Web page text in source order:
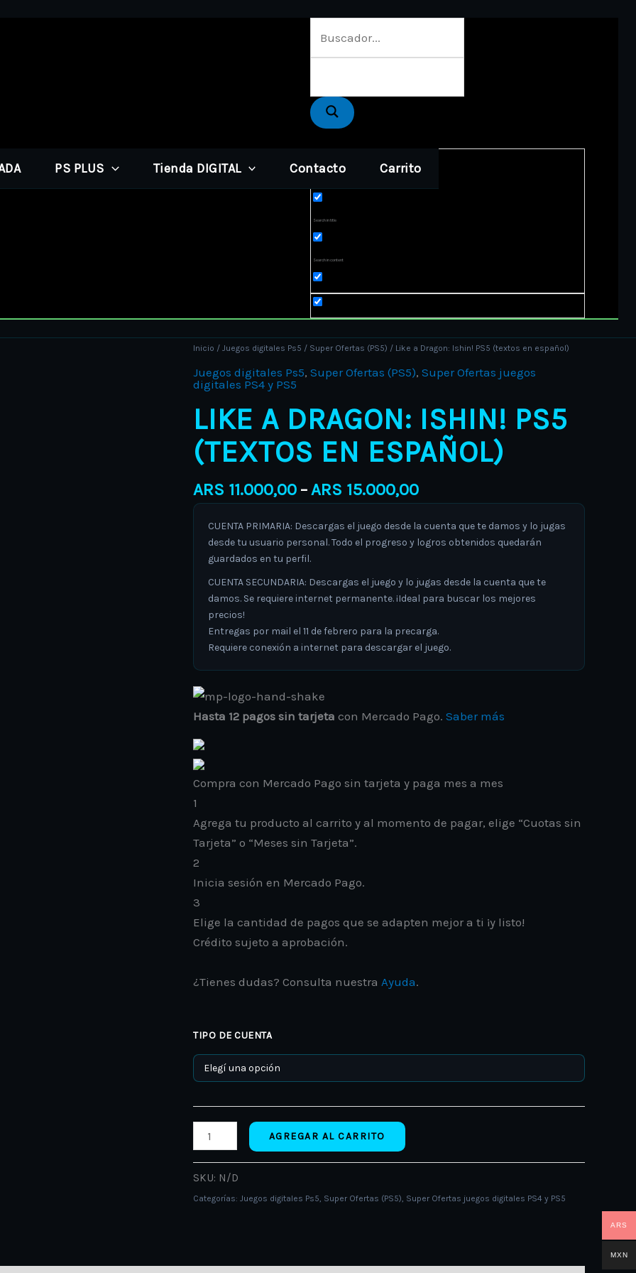
PS PLUS Tienda DIGITAL Contacto Carrito
Search in title
Search in content
Inicio / Juegos digitales Ps5 / Super Ofertas (PS5) / Like a Dragon: Ishin! PS5 (textos en español)
Juegos digitales Ps5, Super Ofertas (PS5), Super Ofertas juegos
digitales PS4 y PS5
LIKE A DRAGON: ISHIN! PS5
(TEXTOS EN ESPAÑOL)
ARS 11.000,00 –ARS 15.000,00
Price
range:
through
ARS 15.000,00
CUENTA PRIMARIA: Descargas el juego desde la cuenta que te damos y lo jugas
desde tu usuario personal. Todo el progreso y logros obtenidos quedarán
guardados en tu perfil.
CUENTA SECUNDARIA: Descargas el juego y lo jugas desde la cuenta que te
damos. Se requiere internet permanente. ¡Ideal para buscar los mejores
precios!
Entregas por mail el 11 de febrero para la precarga.
Requiere conexión a internet para descargar el juego.
Hasta 12 pagos sin tarjeta con Mercado Pago. Saber más
Compra con Mercado Pago sin tarjeta y paga mes a mes
1
Agrega tu producto al carrito y al momento de pagar, elige “Cuotas sin
Tarjeta” o “Meses sin Tarjeta”.
2
Inicia sesión en Mercado Pago.
3
Elige la cantidad de pagos que se adapten mejor a ti ¡y listo!
Crédito sujeto a aprobación.
¿Tienes dudas? Consulta nuestra Ayuda.
TIPO DE CUENTA
Like
a
Dragon:
Ishin!
PS5
(textos
en
español)
cantidad
AGREGAR AL CARRITO
SKU: N/D
Categorías: Juegos digitales Ps5, Super Ofertas (PS5), Super Ofertas juegos digitales PS4 y PS5
ARS
MXN